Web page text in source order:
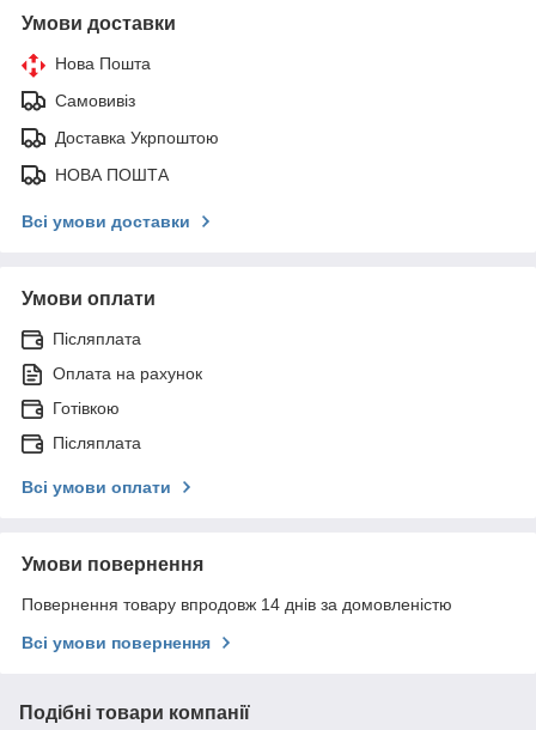
Умови доставки
Нова Пошта
Самовивіз
Доставка Укрпоштою
НОВА ПОШТА
Всі умови доставки
Умови оплати
Післяплата
Оплата на рахунок
Готівкою
Післяплата
Всі умови оплати
Умови повернення
Повернення товару впродовж 14 днів за домовленістю
Всі умови повернення
Подібні товари компанії